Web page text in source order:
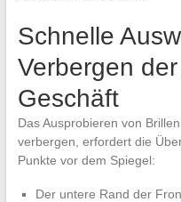
Schnelle
Verbergen
Geschäft
Das Ausprobieren von
verbergen, erfordert die
Punkte vor dem Spiegel:
Der untere Rand der